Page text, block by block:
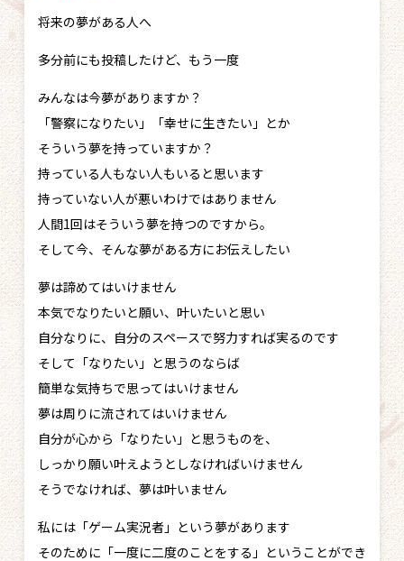
将来の夢がある人へ
多分前にも投稿したけど、もう一度
みんなは今夢がありますか？
「警察になりたい」「幸せに生きたい」とか
そういう夢を持っていますか？
持っている人もない人もいると思います
持っていない人が悪いわけではありません
人間1回はそういう夢を持つのですから。
そして今、そんな夢がある方にお伝えしたい
夢は諦めてはいけません
本気でなりたいと願い、叶いたいと思い
自分なりに、自分のスペースで努力すれば実るのです
そして「なりたい」と思うのならば
簡単な気持ちで思ってはいけません
夢は周りに流されてはいけません
自分が心から「なりたい」と思うものを、
しっかり願い叶えようとしなければいけません
そうでなければ、夢は叶いません
私には「ゲーム実況者」という夢があります
そのために「一度に二度のことをする」ということができ